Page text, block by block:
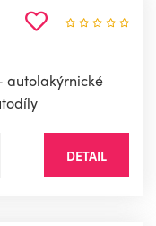
autolakýrnické
DETAIL